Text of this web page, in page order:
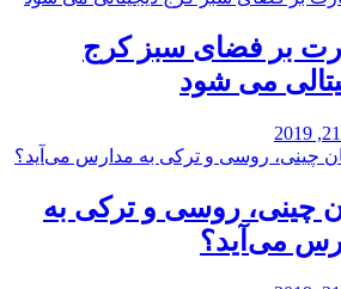
بر فضای سبز کرج
می شود
چینی، روسی و ترکی به
می‌آید؟